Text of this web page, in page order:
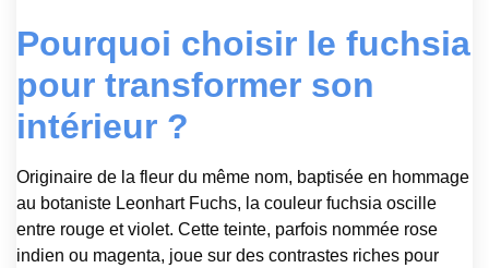
Pourquoi choisir le fuchsia
pour transformer son
intérieur ?
Originaire de la fleur du même nom, baptisée en hommage
au botaniste Leonhart Fuchs, la couleur fuchsia oscille
entre rouge et violet. Cette teinte, parfois nommée rose
indien ou magenta, joue sur des contrastes riches pour